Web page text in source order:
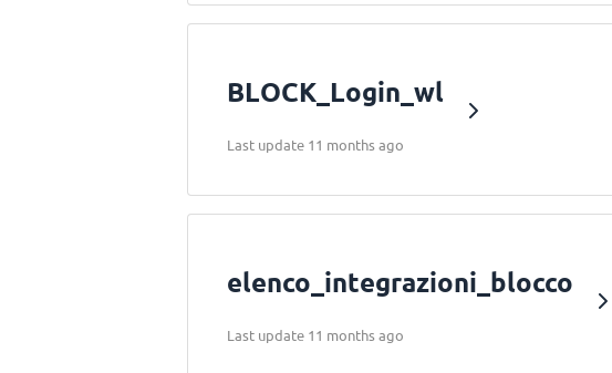
BLOCK_Login_wl
Last update 11 months ago
elenco_integrazioni_blocco
Last update 11 months ago